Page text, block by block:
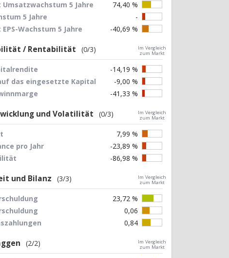
5 Jahre
74,40 %
5 Jahre
-
Wachstum 5 Jahre
-40,69 %
/ Rentabilität (0/3)
Im Vergleich
zum Markt
-14,19 %
das eingesetzte Kapital
-9,00 %
-41,33 %
und Volatilität (0/3)
Im Vergleich
zum Markt
7,99 %
pro Jahr
-23,89 %
-86,98 %
und Bilanz (3/3)
Im Vergleich
zum Markt
23,72 %
0,06
0,84
(2/2)
Im Vergleich
zum Markt